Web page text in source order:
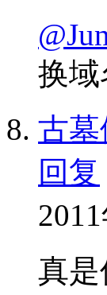
换
古
回复
真是